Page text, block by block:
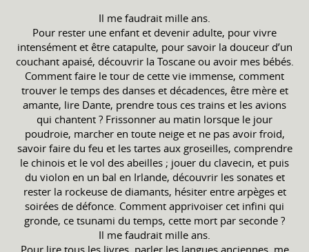
Il me faudrait mille ans.
Pour rester une enfant et devenir adulte, pour vivre
intensément et être catapulte, pour savoir la douceur d’un
couchant apaisé, découvrir la Toscane ou avoir mes bébés.
Comment faire le tour de cette vie immense, comment
trouver le temps des danses et décadences, être mère et
amante, lire Dante, prendre tous ces trains et les avions
qui chantent ? Frissonner au matin lorsque le jour
poudroie, marcher en toute neige et ne pas avoir froid,
savoir faire du feu et les tartes aux groseilles, comprendre
le chinois et le vol des abeilles ; jouer du clavecin, et puis
du violon en un bal en Irlande, découvrir les sonates et
rester la rockeuse de diamants, hésiter entre arpèges et
soirées de défonce. Comment apprivoiser cet infini qui
gronde, ce tsunami du temps, cette mort par seconde ?
Il me faudrait mille ans.
Pour lire tous les livres, parler les langues anciennes, me